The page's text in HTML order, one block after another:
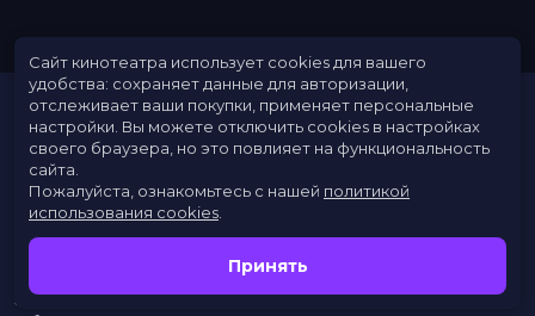
Расписание
Скоро в кино
Заведения
Сайт кинотеатра использует cookies для вашего
удобства: сохраняет данные для авторизации,
отслеживает ваши покупки, применяет персональные
настройки. Вы можете отключить cookies в настройках
своего браузера, но это повлияет на функциональность
сайта.
Пожалуйста, ознакомьтесь с нашей политикой
использования cookies
Принять